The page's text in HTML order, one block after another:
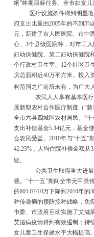
纲”终期目标任务。全市妇女儿
医疗设施条件得到明显改
府支出比重由2005年的不到 5%
元，新建了市人民医院、市中
心、 3个县级医院等，对市工
妇幼保健院、第二妇幼保健院
个行政村卫生室、 12个社区卫
房总面积近40万平方米。投入
构范围之广前所未有，为广大
农民人人享有基本医疗
展新型农村合作医疗制度（“新
全市六县四城区农村居民。 “十
支出补偿基金5.34亿元，基金
合农民受益。 2010年与“十五”
42.23% ，人均住院补偿金额从
轻。
公共卫生取得重大进
强。 “十一五”期间全市无甲类
的605.07/10万下降到 2010年的
种传染病的预防接种战略，免
市委、市政府启动实施了艾滋
艾滋病疫情得到有效遏制；持
女儿童卫生保健水平大幅提高